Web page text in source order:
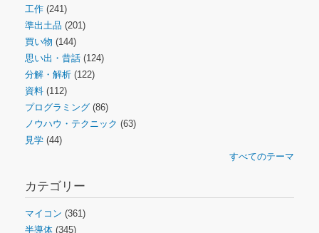
工作 (241)
準出土品 (201)
買い物 (144)
思い出・昔話 (124)
分解・解析 (122)
資料 (112)
プログラミング (86)
ノウハウ・テクニック (63)
見学 (44)
すべてのテーマ
カテゴリー
マイコン (361)
半導体 (345)